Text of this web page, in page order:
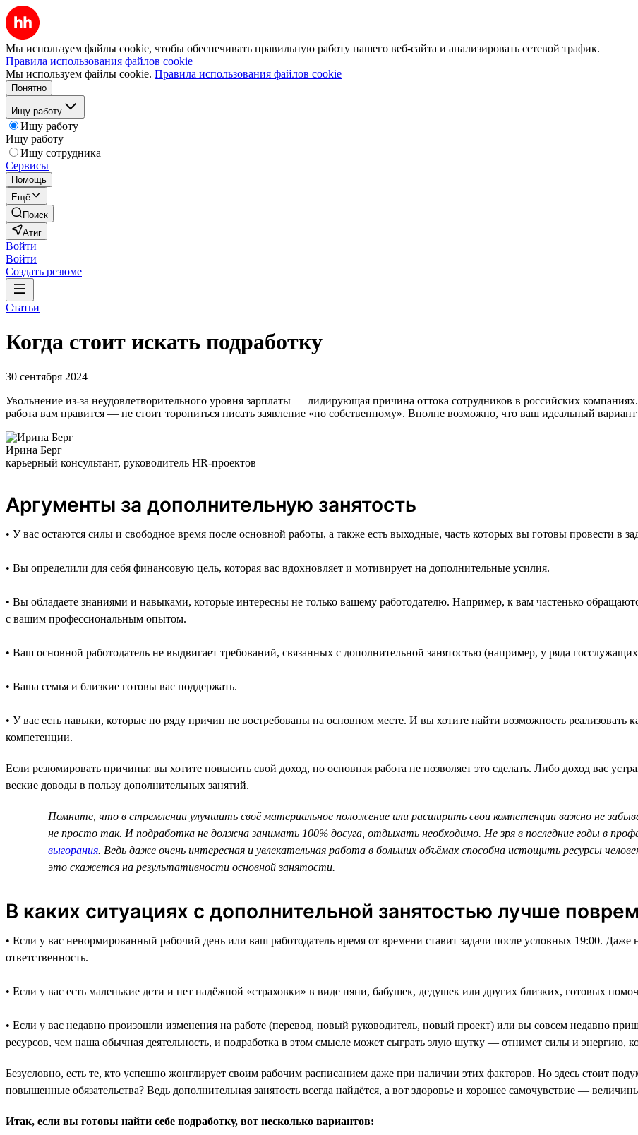
Мы используем файлы cookie, чтобы обеспечивать правильную работу нашего веб-сайта и анализировать сетевой трафик.
Правила использования файлов cookie
Мы используем файлы cookie. Правила использования файлов cookie
Понятно
Ищу работу
Ищу работу
Ищу работу
Ищу сотрудника
Сервисы
Помощь
Ещё
Поиск
Атиг
Войти
Войти
Создать резюме
Статьи
Когда стоит искать подработку
30 сентября 2024
Увольнение из-за неудовлетворительного уровня зарплаты — лидирующая причина оттока сотрудников в российских
работа вам нравится — не стоит торопиться писать заявление «по собственному». Вполне возможно, что ваш идеальный
Ирина Берг
карьерный консультант, руководитель HR-проектов
Аргументы за дополнительную занятость
• У вас остаются силы и свободное время после основной работы, а также есть выходные, часть которых вы готовы провести в
• Вы определили для себя финансовую цель, которая вас вдохновляет и мотивирует на дополнительные усилия.
• Вы обладаете знаниями и навыками, которые интересны не только вашему работодателю. Например, к вам частенько
с вашим профессиональным опытом.
• Ваш основной работодатель не выдвигает требований, связанных с дополнительной занятостью (например, у ряда
• Ваша семья и близкие готовы вас поддержать.
• У вас есть навыки, которые по ряду причин не востребованы на основном месте. И вы хотите найти возможность
компетенции.
Если резюмировать причины: вы хотите повысить свой доход, но основная работа не позволяет это сделать. Либо доход вас
веские доводы в пользу дополнительных занятий.
Помните, что в стремлении улучшить своё материальное положение или расширить свои компетенции важно не
не просто так. И подработка не должна занимать 100% досуга, отдыхать необходимо. Не зря в последние годы в
выгорания. Ведь даже очень интересная и увлекательная работа в больших объёмах способна истощить ресурсы
это скажется на результативности основной занятости.
В каких ситуациях с дополнительной занятостью лучше
• Если у вас ненормированный рабочий день или ваш работодатель время от времени ставит задачи после условных 19:00. Даже
ответственность.
• Если у вас есть маленькие дети и нет надёжной «страховки» в виде няни, бабушек, дедушек или других близких, готовых
• Если у вас недавно произошли изменения на работе (перевод, новый руководитель, новый проект) или вы совсем недавно
ресурсов, чем наша обычная деятельность, и подработка в этом смысле может сыграть злую шутку — отнимет силы и энергию,
Безусловно, есть те, кто успешно жонглирует своим рабочим расписанием даже при наличии этих факторов. Но здесь стоит
повышенные обязательства? Ведь дополнительная занятость всегда найдётся, а вот здоровье и хорошее самочувствие —
Итак, если вы готовы найти себе подработку, вот несколько вариантов: